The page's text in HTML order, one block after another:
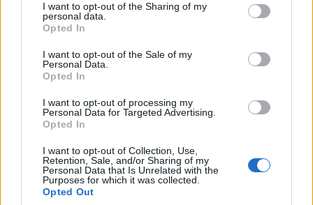
not limited to your visit or usage behaviour. You may click to
grant or deny consent to Google and its third-party tags to
use your data for below specified purposes in below Google
consent section.
I want to opt-out of the Sharing of my
personal data.
Opted In
I want to opt-out of the Sale of my
Personal Data.
Opted In
I want to opt-out of processing my
Personal Data for Targeted Advertising.
Opted In
I want to opt-out of Collection, Use,
Retention, Sale, and/or Sharing of my
Personal Data that Is Unrelated with the
Purposes for which it was collected.
Opted Out
Σύμφωνα με την δημοτική αρχή, η υπογραφή της
σύμβασης σηματοδοτεί τη
το οποίο φιλοδοξεί να αποτελέσει μια σύγχρονη
εκπαιδευτική υποδομή αναφοράς για τα Χανιά. Ο
δήμος Χανίων, όπως αναφέρθηκε από τον